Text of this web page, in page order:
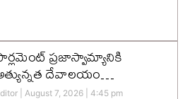
ప్రజాస్వామ్యానికి
దేవాలయం…
August 7, 2026 4:45 pm